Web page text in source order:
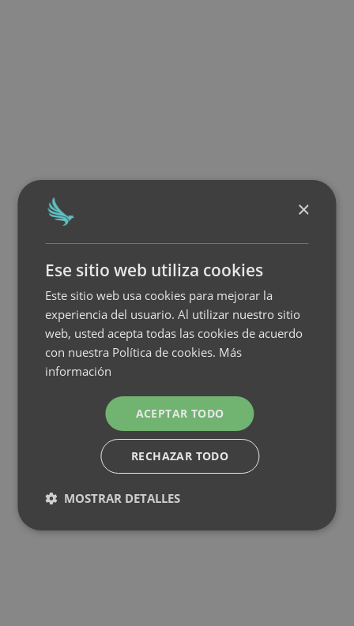
×
Ese sitio web utiliza cookies
Este sitio web usa cookies para mejorar la
experiencia del usuario. Al utilizar nuestro sitio
web, usted acepta todas las cookies de acuerdo
con nuestra Política de cookies. Más
información
ACEPTAR TODO
RECHAZAR TODO
MOSTRAR DETALLES